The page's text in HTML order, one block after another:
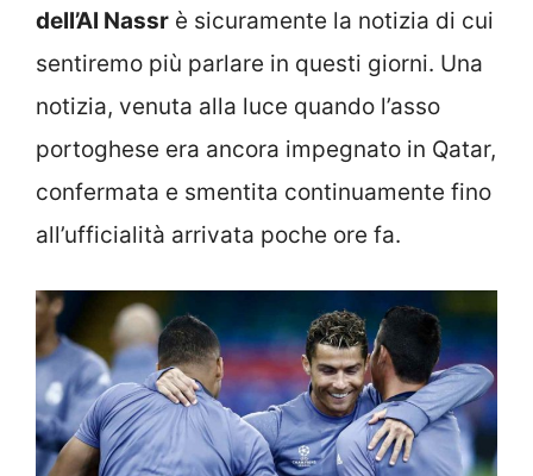
dell’Al Nassr è sicuramente la notizia di cui
sentiremo più parlare in questi giorni. Una
notizia, venuta alla luce quando l’asso
portoghese era ancora impegnato in Qatar,
confermata e smentita continuamente fino
all’ufficialità arrivata poche ore fa.